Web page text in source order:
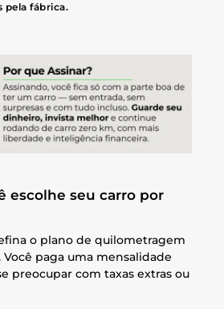
pela fábrica.
escolhe seu carro por
o plano de quilometragem
paga uma mensalidade
preocupar com taxas extras ou